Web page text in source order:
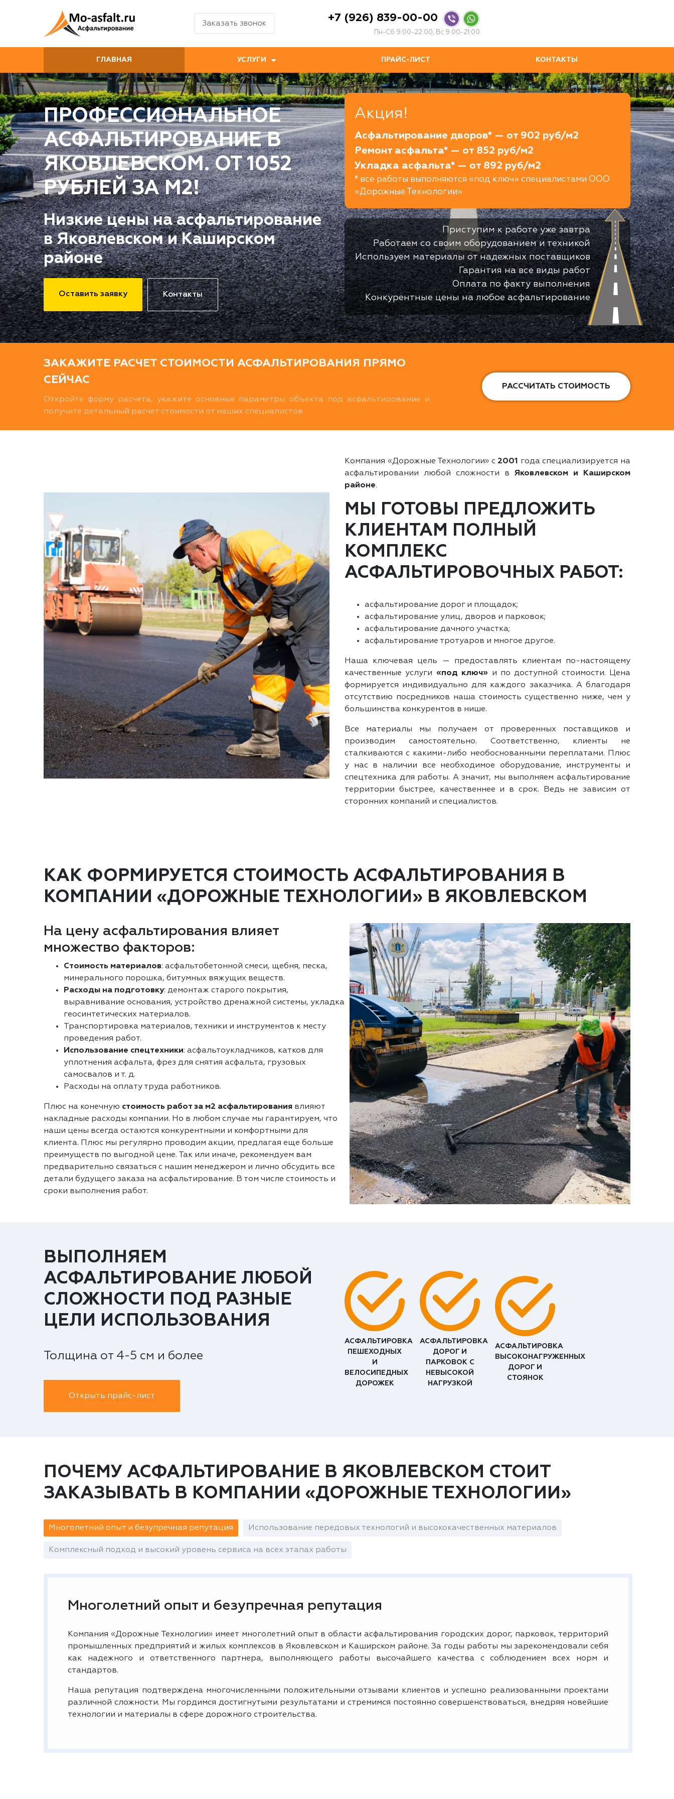
Заказать звонок +7 (926) 839-00-00
Пн-Сб 9:00-22:00, Вс 9:00-21:00
ГЛАВНАЯ УСЛУГИ ПРАЙС-ЛИСТ КОНТАКТЫ
ПРОФЕССИОНАЛЬНОЕ
АСФАЛЬТИРОВАНИЕ В
ЯКОВЛЕВСКОМ. ОТ 1052
РУБЛЕЙ ЗА М2!
Низкие цены на асфальтирование
в Яковлевском и Каширском
районе
Оставить заявку Контакты
Акция!
Асфальтирование дворов* — от 902 руб/м2
Ремонт асфальта* — от 852 руб/м2
Укладка асфальта* — от 892 руб/м2
* все работы выполняются «под ключ» специалистами ООО
«Дорожные Технологии»
Приступим к работе уже завтра
Работаем со своим оборудованием и техникой
Используем материалы от надежных поставщиков
Гарантия на все виды работ
Оплата по факту выполнения
Конкурентные цены на любое асфальтирование
ЗАКАЖИТЕ РАСЧЕТ СТОИМОСТИ АСФАЛЬТИРОВАНИЯ ПРЯМО
СЕЙЧАС
Откройте форму расчета, укажите основные параметры объекта под асфальтирование и
получите детальный расчет стоимости от наших специалистов
РАССЧИТАТЬ СТОИМОСТЬ
Компания «Дорожные Технологии» с 2001
года специализируется на
асфальтировании любой сложности в Яковлевском и Каширском
районе.
МЫ ГОТОВЫ ПРЕДЛОЖИТЬ
КЛИЕНТАМ ПОЛНЫЙ
КОМПЛЕКС
АСФАЛЬТИРОВОЧНЫХ РАБОТ:
асфальтирование дорог и площадок;
асфальтирование улиц, дворов и парковок;
асфальтирование дачного участка;
асфальтирование тротуаров и многое другое.
Наша ключевая цель — предоставлять клиентам по-настоящему
качественные услуги «под ключ» и по доступной стоимости. Цена
формируется индивидуально для каждого заказчика. А благодаря
отсутствию посредников наша стоимость существенно ниже, чем у
большинства конкурентов в нише.
Все материалы мы получаем от проверенных поставщиков и
производим самостоятельно. Соответственно, клиенты не
сталкиваются с какими-либо необоснованными переплатами. Плюс
у нас в наличии все необходимое оборудование, инструменты и
спецтехника для работы. А значит, мы выполняем асфальтирование
территории быстрее, качественнее и в срок. Ведь не зависим от
сторонних компаний и специалистов.
КАК ФОРМИРУЕТСЯ СТОИМОСТЬ АСФАЛЬТИРОВАНИЯ В
КОМПАНИИ «ДОРОЖНЫЕ ТЕХНОЛОГИИ» В ЯКОВЛЕВСКОМ
На цену асфальтирования влияет
множество факторов:
Стоимость материалов: асфальтобетонной смеси, щебня, песка,
минерального порошка, битумных вяжущих веществ.
Расходы на подготовку: демонтаж старого покрытия,
выравнивание основания, устройство дренажной системы, укладка
геосинтетических материалов.
Транспортировка материалов, техники и инструментов к месту
проведения работ.
Использование спецтехники: асфальтоукладчиков, катков для
уплотнения асфальта, фрез для снятия асфальта, грузовых
самосвалов и т. д.
Расходы на оплату труда работников.
Плюс на конечную стоимость работ за м2 асфальтирования влияют
накладные расходы компании. Но в любом случае мы гарантируем, что
наши цены всегда остаются конкурентными и комфортными для
клиента. Плюс мы регулярно проводим акции, предлагая еще больше
преимуществ по выгодной цене. Так или иначе, рекомендуем вам
предварительно связаться с нашим менеджером и лично обсудить все
детали будущего заказа на асфальтирование. В том числе стоимость и
сроки выполнения работ.
ВЫПОЛНЯЕМ
АСФАЛЬТИРОВАНИЕ ЛЮБОЙ
СЛОЖНОСТИ ПОД РАЗНЫЕ
ЦЕЛИ ИСПОЛЬЗОВАНИЯ
Толщина от 4-5 см и более
Открыть прайс-лист
АСФАЛЬТИРОВКА
ПЕШЕХОДНЫХ
И
ВЕЛОСИПЕДНЫХ
ДОРОЖЕК
АСФАЛЬТИРОВКА
ДОРОГ И
ПАРКОВОК С
НЕВЫСОКОЙ
НАГРУЗКОЙ
АСФАЛЬТИРОВКА
ВЫСОКОНАГРУЖЕННЫХ
ДОРОГ И
СТОЯНОК
ПОЧЕМУ АСФАЛЬТИРОВАНИЕ В ЯКОВЛЕВСКОМ СТОИТ
ЗАКАЗЫВАТЬ В КОМПАНИИ «ДОРОЖНЫЕ ТЕХНОЛОГИИ»
Многолетний опыт и безупречная репутация Использование передовых технологий и высококачественных материалов
Комплексный подход и высокий уровень сервиса на всех этапах работы
Многолетний опыт и безупречная репутация
Компания «Дорожные Технологии» имеет многолетний опыт в области асфальтирования городских дорог, парковок, территорий
промышленных предприятий и жилых комплексов в Яковлевском и Каширском районе. За годы работы мы зарекомендовали себя
как надежного и ответственного партнера, выполняющего работы высочайшего качества с соблюдением всех норм и
стандартов.
Наша репутация подтверждена многочисленными положительными отзывами клиентов и успешно реализованными проектами
различной сложности. Мы гордимся достигнутыми результатами и стремимся постоянно совершенствоваться, внедряя новейшие
технологии и материалы в сфере дорожного строительства.